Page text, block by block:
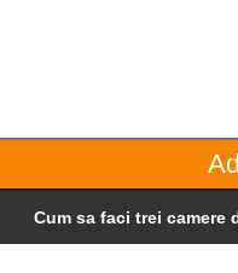
Cum sa faci trei camere